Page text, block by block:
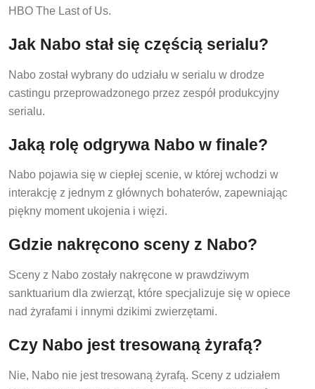
HBO The Last of Us.
Jak Nabo stał się częścią serialu?
Nabo został wybrany do udziału w serialu w drodze
castingu przeprowadzonego przez zespół produkcyjny
serialu.
Jaką rolę odgrywa Nabo w finale?
Nabo pojawia się w ciepłej scenie, w której wchodzi w
interakcję z jednym z głównych bohaterów, zapewniając
piękny moment ukojenia i więzi.
Gdzie nakręcono sceny z Nabo?
Sceny z Nabo zostały nakręcone w prawdziwym
sanktuarium dla zwierząt, które specjalizuje się w opiece
nad żyrafami i innymi dzikimi zwierzętami.
Czy Nabo jest tresowaną żyrafą?
Nie, Nabo nie jest tresowaną żyrafą. Sceny z udziałem